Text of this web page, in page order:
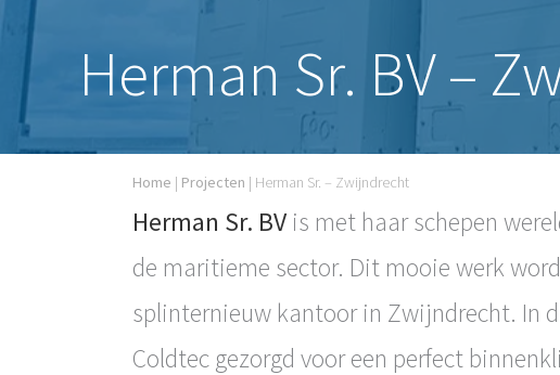
Herman Sr. BV –
Home | Projecten | Herman Sr. – Zwijndrecht
Herman Sr. BV is met haar schepen
de maritieme sector. Dit mooie werk
splinternieuw kantoor in Zwijndrecht. In
Coldtec gezorgd voor een perfect